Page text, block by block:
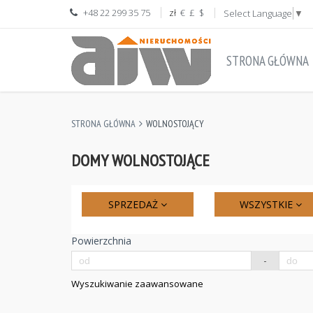
+48 22 299 35 75 zł € £ $ Select Language ▼
STRONA GŁÓWNA
STRONA GŁÓWNA WOLNOSTOJĄCY
DOMY WOLNOSTOJĄCE
SPRZEDAŻ WSZYSTKIE
Powierzchnia
-
Wyszukiwanie zaawansowane